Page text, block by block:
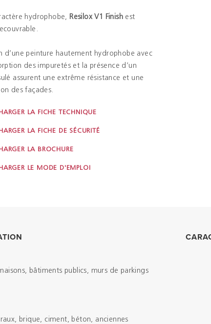
hydrophobe, Resilox V1 Finish est
d’une peinture hautement hydrophobe avec
des impuretés et la présence d’un
assurent une extrême résistance et une
des façades.
LA FICHE TECHNIQUE
LA FICHE DE SÉCURITÉ
LA BROCHURE
LE MODE D'EMPLOI
bâtiments publics, murs de parkings
brique, ciment, béton, anciennes